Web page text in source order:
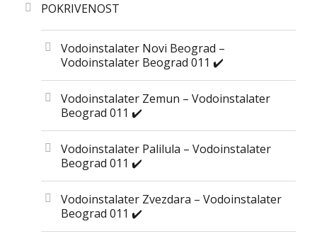
POKRIVENOST
Vodoinstalater Novi Beograd –
Vodoinstalater Beograd 011 ✔️
Vodoinstalater Zemun – Vodoinstalater
Beograd 011 ✔️
Vodoinstalater Palilula – Vodoinstalater
Beograd 011 ✔️
Vodoinstalater Zvezdara – Vodoinstalater
Beograd 011 ✔️